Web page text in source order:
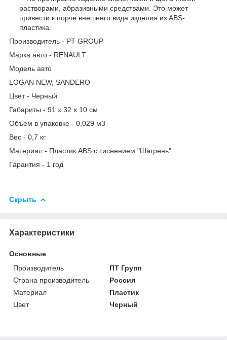
растворами, абразивными средствами. Это может
привести к порче внешнего вида изделия из ABS-
пластика.
Производитель - PT GROUP
Марка авто - RENAULT
Модель авто
LOGAN NEW, SANDERO
Цвет - Черный
Габариты - 91 х 32 х 10 см
Объем в упаковке - 0,029 м3
Вес - 0,7 кг
Материал - Пластик ABS с тиснением "Шагрень"
Гарантия - 1 год
Скрыть
Характеристики
Основные
Производитель
ПТ Групп
Страна производитель
Россия
Материал
Пластик
Цвет
Черный